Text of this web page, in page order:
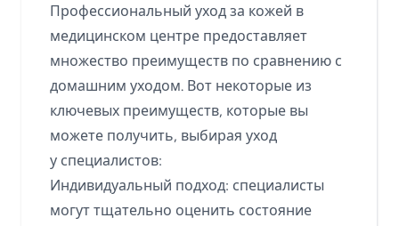
Профессиональный уход за кожей в
медицинском центре предоставляет
множество преимуществ по сравнению с
домашним уходом. Вот некоторые из
ключевых преимуществ, которые вы
можете получить, выбирая уход
у специалистов:
Индивидуальный подход: специалисты
могут тщательно оценить состояние